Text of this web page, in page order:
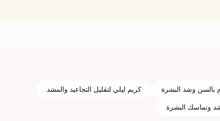
بالسن وشد البشرة كريم ليلي لتقليل التجاعيد والمشد
وتماسك البشرة